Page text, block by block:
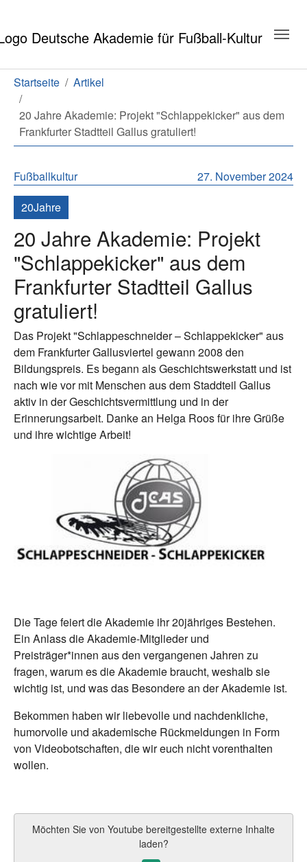
Sie sind hier:
Startseite Artikel
20 Jahre Akademie: Projekt "Schlappekicker" aus dem
Frankfurter Stadtteil Gallus gratuliert!
27. November 2024
Fußballkultur
20Jahre
20 Jahre Akademie: Projekt
"Schlappekicker" aus dem
Frankfurter Stadtteil Gallus
gratuliert!
Das Projekt "Schlappeschneider – Schlappekicker" aus
dem Frankfurter Gallusviertel gewann 2008 den
Bildungspreis. Es begann als Geschichtswerkstatt und ist
nach wie vor mit Menschen aus dem Staddteil Gallus
aktiv in der Geschichtsvermittlung und in der
Erinnerungsarbeit. Danke an Helga Roos für ihre Grüße
und ihre wichtige Arbeit!
Die Tage feiert die Akademie ihr 20jähriges Bestehen.
Ein Anlass die Akademie-Mitglieder und
Preisträger*innen aus den vergangenen Jahren zu
fragen, warum es die Akademie braucht, weshalb sie
wichtig ist, und was das Besondere an der Akademie ist.
Bekommen haben wir liebevolle und nachdenkliche,
humorvolle und akademische Rückmeldungen in Form
von Videobotschaften, die wir euch nicht vorenthalten
wollen.
Möchten Sie von Youtube bereitgestellte externe Inhalte
laden?